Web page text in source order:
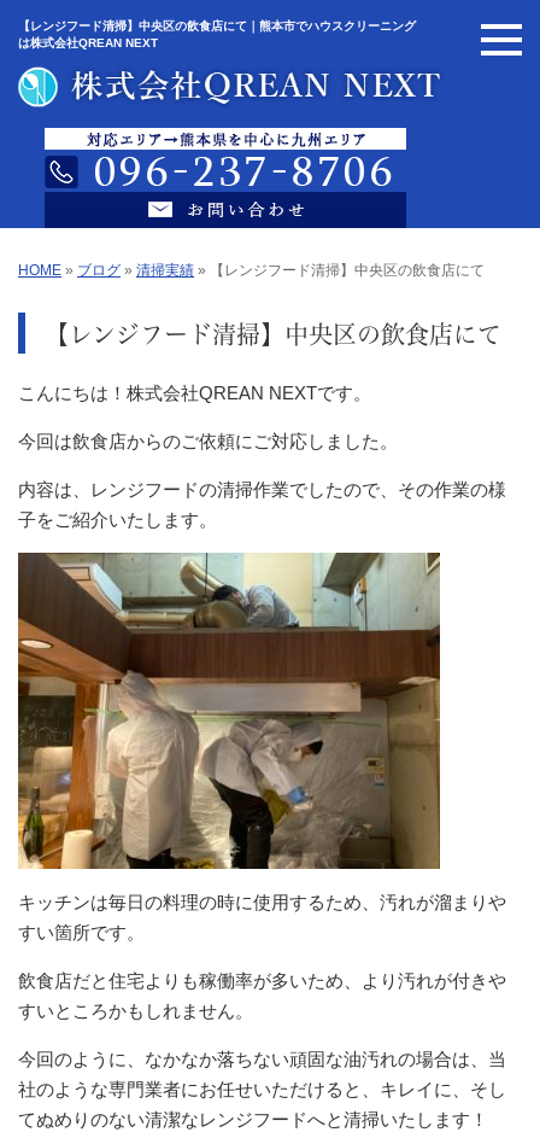
【レンジフード清掃】中央区の飲食店にて｜熊本市でハウスクリーニング
は株式会社QREAN NEXT
HOME » ブログ » 清掃実績 » 【レンジフード清掃】中央区の飲食店にて
【レンジフード清掃】中央区の飲食店にて
こんにちは！株式会社QREAN NEXTです。
今回は飲食店からのご依頼にご対応しました。
内容は、レンジフードの清掃作業でしたので、その作業の様
子をご紹介いたします。
キッチンは毎日の料理の時に使用するため、汚れが溜まりや
すい箇所です。
飲食店だと住宅よりも稼働率が多いため、より汚れが付きや
すいところかもしれません。
今回のように、なかなか落ちない頑固な油汚れの場合は、当
社のような専門業者にお任せいただけると、キレイに、そし
てぬめりのない清潔なレンジフードへと清掃いたします！